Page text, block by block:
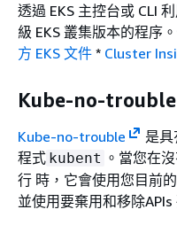
透過 EKS 主控台或 CLI
級 EKS 叢集版本的程序
方 EKS 文件 * Cluster
Kube-no-trouble
Kube-no-trouble
是
程式 kubent 。當您在
行 時，它會使用您目前
並使用要棄用和移除APIs